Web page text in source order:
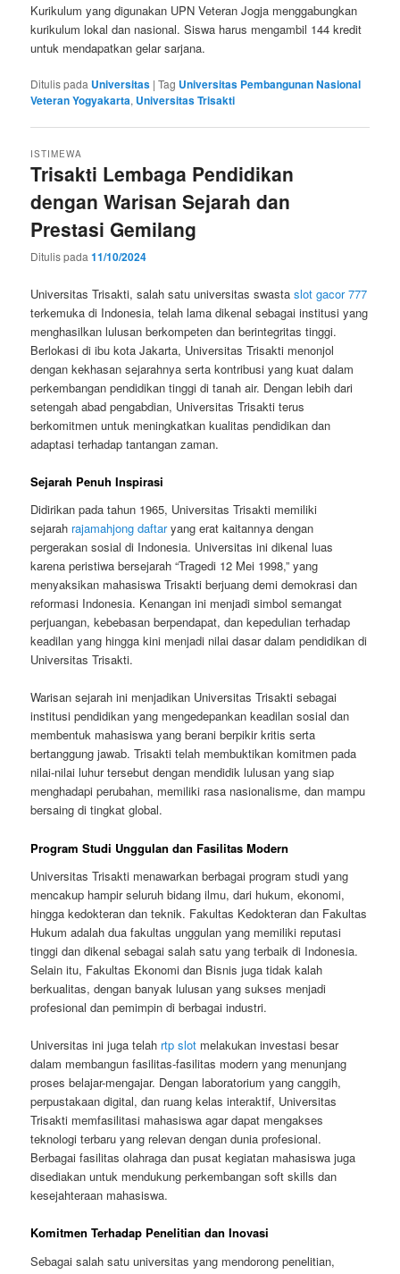
Kurikulum yang digunakan UPN Veteran Jogja menggabungkan
kurikulum lokal dan nasional. Siswa harus mengambil 144 kredit
untuk mendapatkan gelar sarjana.
Ditulis pada Universitas |Tag Universitas Pembangunan Nasional
Veteran Yogyakarta, Universitas Trisakti
Trisakti Lembaga Pendidikan
dengan Warisan Sejarah dan
Prestasi Gemilang
ISTIMEWA
Ditulis pada11/10/2024
Universitas Trisakti, salah satu universitas swastaslot gacor 777
terkemuka di Indonesia, telah lama dikenal sebagai institusi yang
menghasilkan lulusan berkompeten dan berintegritas tinggi.
Berlokasi di ibu kota Jakarta, Universitas Trisakti menonjol
dengan kekhasan sejarahnya serta kontribusi yang kuat dalam
perkembangan pendidikan tinggi di tanah air. Dengan lebih dari
setengah abad pengabdian, Universitas Trisakti terus
berkomitmen untuk meningkatkan kualitas pendidikan dan
adaptasi terhadap tantangan zaman.
Sejarah Penuh Inspirasi
Didirikan pada tahun 1965, Universitas Trisakti memiliki
sejarah rajamahjong daftaryang erat kaitannya dengan
pergerakan sosial di Indonesia. Universitas ini dikenal luas
karena peristiwa bersejarah “Tragedi 12 Mei 1998,” yang
menyaksikan mahasiswa Trisakti berjuang demi demokrasi dan
reformasi Indonesia. Kenangan ini menjadi simbol semangat
perjuangan, kebebasan berpendapat, dan kepedulian terhadap
keadilan yang hingga kini menjadi nilai dasar dalam pendidikan di
Universitas Trisakti.
Warisan sejarah ini menjadikan Universitas Trisakti sebagai
institusi pendidikan yang mengedepankan keadilan sosial dan
membentuk mahasiswa yang berani berpikir kritis serta
bertanggung jawab. Trisakti telah membuktikan komitmen pada
nilai-nilai luhur tersebut dengan mendidik lulusan yang siap
menghadapi perubahan, memiliki rasa nasionalisme, dan mampu
bersaing di tingkat global.
Program Studi Unggulan dan Fasilitas Modern
Universitas Trisakti menawarkan berbagai program studi yang
mencakup hampir seluruh bidang ilmu, dari hukum, ekonomi,
hingga kedokteran dan teknik. Fakultas Kedokteran dan Fakultas
Hukum adalah dua fakultas unggulan yang memiliki reputasi
tinggi dan dikenal sebagai salah satu yang terbaik di Indonesia.
Selain itu, Fakultas Ekonomi dan Bisnis juga tidak kalah
berkualitas, dengan banyak lulusan yang sukses menjadi
profesional dan pemimpin di berbagai industri.
Universitas ini juga telah rtp slot melakukan investasi besar
dalam membangun fasilitas-fasilitas modern yang menunjang
proses belajar-mengajar. Dengan laboratorium yang canggih,
perpustakaan digital, dan ruang kelas interaktif, Universitas
Trisakti memfasilitasi mahasiswa agar dapat mengakses
teknologi terbaru yang relevan dengan dunia profesional.
Berbagai fasilitas olahraga dan pusat kegiatan mahasiswa juga
disediakan untuk mendukung perkembangan soft skills dan
kesejahteraan mahasiswa.
Komitmen Terhadap Penelitian dan Inovasi
Sebagai salah satu universitas yang mendorong penelitian,